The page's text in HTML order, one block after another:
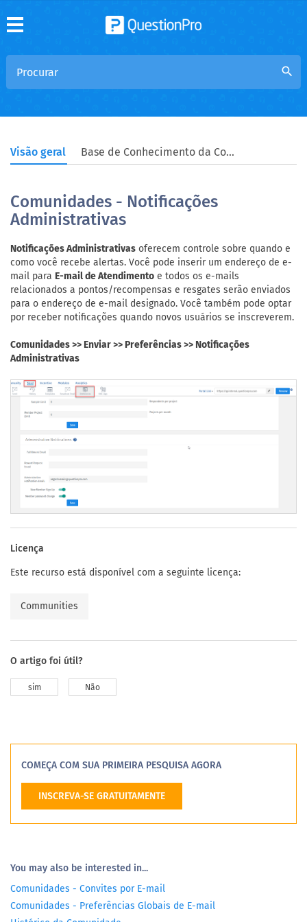
search
Visão geral Base de Conhecimento da Comunidade
Comunidades - Notificações
Administrativas
Notificações Administrativas oferecem controle sobre quando e
como você recebe alertas. Você pode inserir um endereço de e-
mail para E-mail de Atendimento e todos os e-mails
relacionados a pontos/recompensas e resgates serão enviados
para o endereço de e-mail designado. Você também pode optar
por receber notificações quando novos usuários se inscreverem.
Comunidades >> Enviar >> Preferências >> Notificações
Administrativas
Licença
Este recurso está disponível com a seguinte licença:
Communities
O artigo foi útil?
sim Não
COMEÇA COM SUA PRIMEIRA PESQUISA AGORA
INSCREVA-SE GRATUITAMENTE
You may also be interested in...
Comunidades - Convites por E-mail
Comunidades - Preferências Globais de E-mail